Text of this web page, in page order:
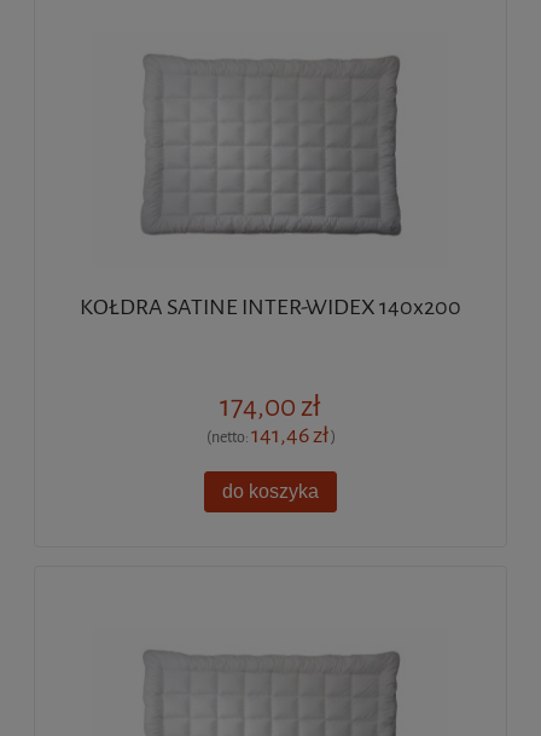
KOŁDRA SATINE INTER-WIDEX 140x200
174,00 zł
(netto:141,46 zł)
do koszyka